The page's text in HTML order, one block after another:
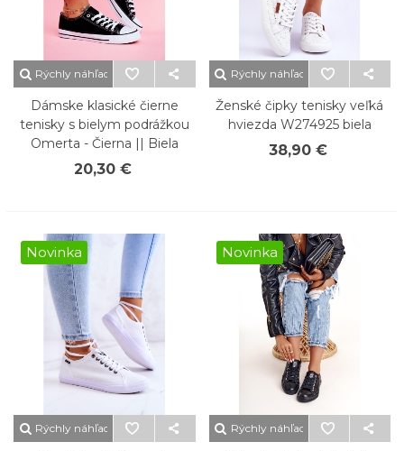
Rýchly náhľad
Dámske klasické čierne
tenisky s bielym podrážkou
Omerta - Čierna || Biela
20,30 €
Rýchly náhľad
Ženské čipky tenisky veľká
hviezda W274925 biela
38,90 €
Novinka
Rýchly náhľad
Novinka
Rýchly náhľad